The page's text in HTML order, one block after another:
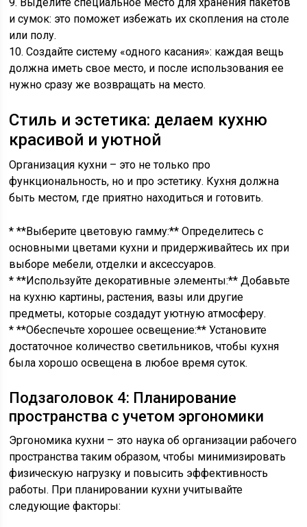
и сумок: это поможет избежать их скопления на столе
или полу.
10. Создайте систему «одного касания»: каждая вещь
должна иметь свое место, и после использования ее
нужно сразу же возвращать на место.
Стиль и эстетика: делаем кухню
красивой и уютной
Организация кухни – это не только про
функциональность, но и про эстетику. Кухня должна
быть местом, где приятно находиться и готовить.
* **Выберите цветовую гамму:** Определитесь с
основными цветами кухни и придерживайтесь их при
выборе мебели, отделки и аксессуаров.
* **Используйте декоративные элементы:** Добавьте
на кухню картины, растения, вазы или другие
предметы, которые создадут уютную атмосферу.
* **Обеспечьте хорошее освещение:** Установите
достаточное количество светильников, чтобы кухня
была хорошо освещена в любое время суток.
Подзаголовок 4: Планирование
пространства с учетом эргономики
Эргономика кухни – это наука об организации рабочего
пространства таким образом, чтобы минимизировать
физическую нагрузку и повысить эффективность
работы. При планировании кухни учитывайте
следующие факторы: